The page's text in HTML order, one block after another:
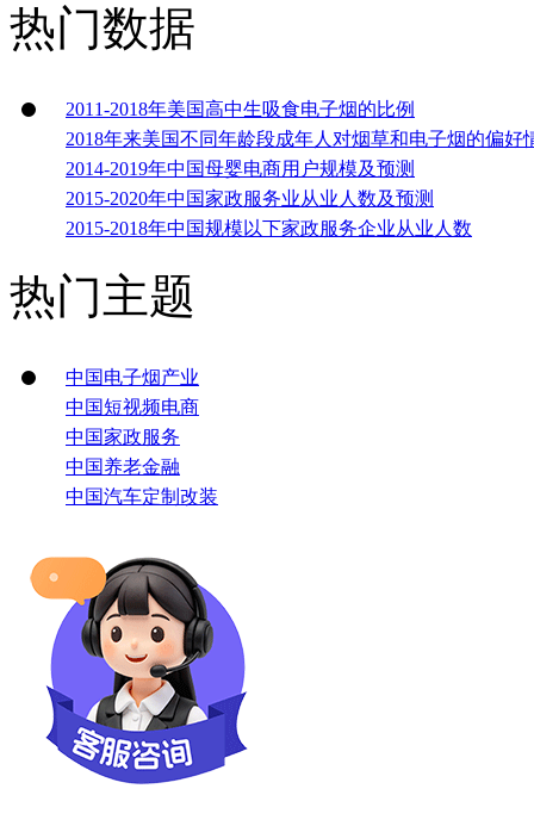
热门数据
2011-2018年美国高中生吸食电子烟的比例
2018年来美国不同年龄段成年人对烟草和电子烟的偏好
2014-2019年中国母婴电商用户规模及预测
2015-2020年中国家政服务业从业人数及预测
2015-2018年中国规模以下家政服务企业从业人数
热门主题
中国电子烟产业
中国短视频电商
中国家政服务
中国养老金融
中国汽车定制改装